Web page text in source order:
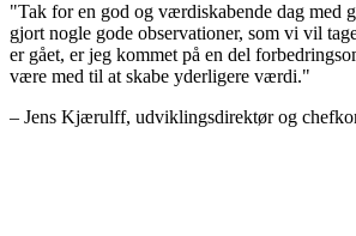
"Tak for en god og værdiskabende dag med
gjort nogle gode observationer, som vi vil
er gået, er jeg kommet på en del
være med til at skabe yderligere værdi."
– Jens Kjærulff, udviklingsdirektør og